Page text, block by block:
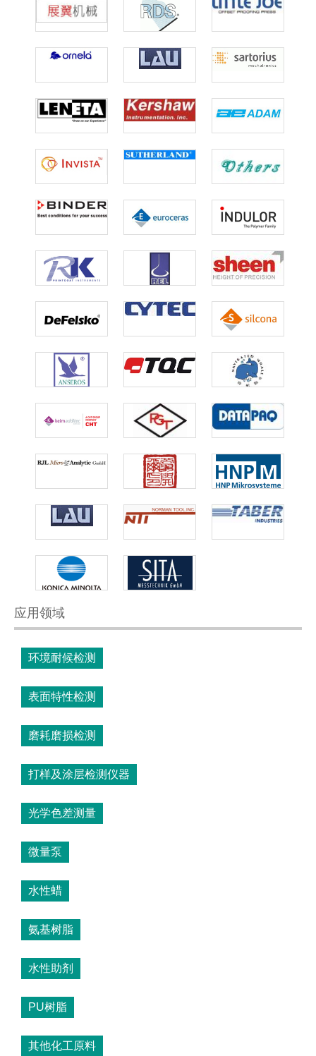
应用领域
环境耐候检测
表面特性检测
磨耗磨损检测
打样及涂层检测仪器
光学色差测量
微量泵
水性蜡
氨基树脂
水性助剂
PU树脂
其他化工原料